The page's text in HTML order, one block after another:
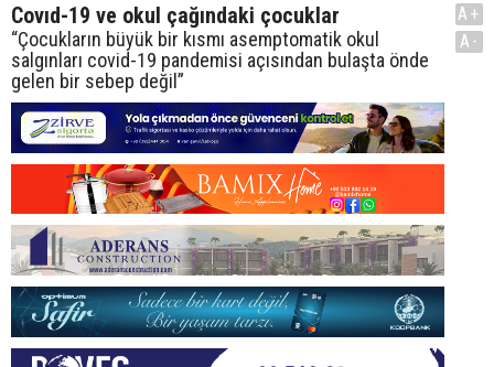
Covıd-19 ve okul çağındaki çocuklar
“Çocukların büyük bir kısmı asemptomatik okul
salgınları covid-19 pandemisi açısından bulaşta önde
gelen bir sebep değil”
A+
A-